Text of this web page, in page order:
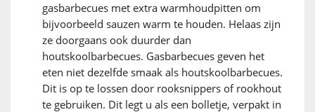
gasbarbecues met extra warmhoudpitten om
bijvoorbeeld sauzen warm te houden. Helaas zijn
ze doorgaans ook duurder dan
houtskoolbarbecues. Gasbarbecues geven het
eten niet dezelfde smaak als houtskoolbarbecues.
Dit is op te lossen door rooksnippers of rookhout
te gebruiken. Dit legt u als een bolletje, verpakt in